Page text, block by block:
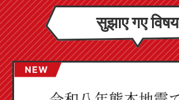
सुझाए गए विषय